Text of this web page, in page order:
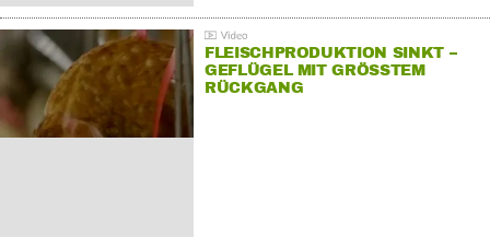
FLEISCHPRODUKTION SINKT –
GEFLÜGEL MIT GRÖSSTEM R
ÜCKGANG